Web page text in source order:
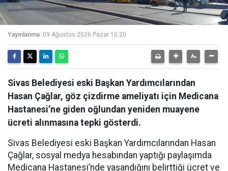
Yayınlanma: 09 Ağustos 2026 Pazar 10:20
Sivas Belediyesi eski Başkan Yardımcılarından
Hasan Çağlar, göz çizdirme ameliyatı için Medicana
Hastanesi’ne giden oğlundan yeniden muayene
ücreti alınmasına tepki gösterdi.
Sivas Belediyesi eski Başkan Yardımcılarından Hasan
Çağlar, sosyal medya hesabından yaptığı paylaşımda
Medicana Hastanesi’nde yaşandığını belirttiği ücret ve